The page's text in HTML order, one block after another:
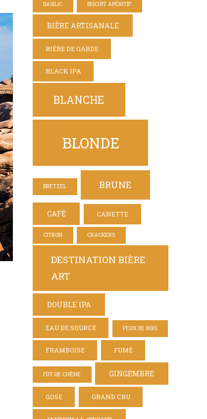
BASILIC BISCUIT APÉRITIF
BIÈRE ARTISANALE
BIÈRE DE GARDE
BLACK IPA
BLANCHE
BLONDE
BRETZEL BRUNE
CAFÉ CANETTE
CITRON CRACKERS
DESTINATION BIÈRE
ART
DOUBLE IPA
EAU DE SOURCE FEUX DE BOIS
FRAMBOISE FUMÉ
FÛT DE CHÊNE GINGEMBRE
GOSE GRAND CRU